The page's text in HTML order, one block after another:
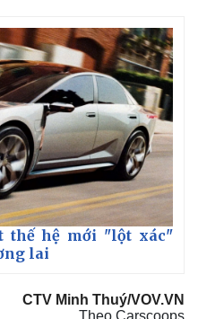
thế hệ mới "lột xác"
lai
CTV Minh Thuý/VOV.VN
Theo Carscoops